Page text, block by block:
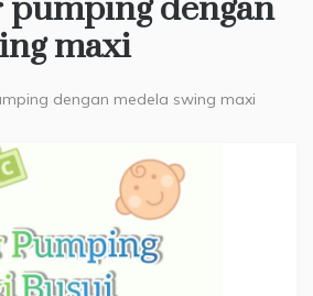
pumping dengan
maxi
dengan medela swing maxi